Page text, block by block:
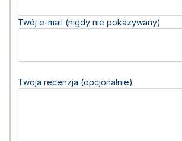
Twój e-mail (nigdy nie pokazywany)
Twoja recenzja (opcjonalnie)